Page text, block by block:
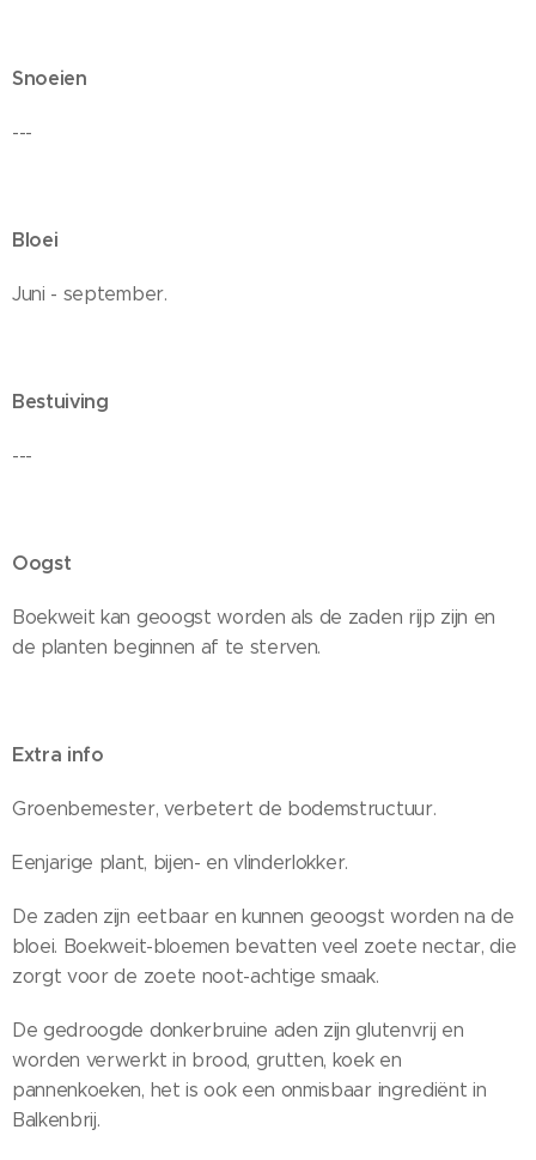
Snoeien
---
Bloei
Juni - september.
Bestuiving
---
Oogst
Boekweit kan geoogst worden als de zaden rijp zijn en
de planten beginnen af te sterven.
Extra info
Groenbemester, verbetert de bodemstructuur.
Eenjarige plant, bijen- en vlinderlokker.
De zaden zijn eetbaar en kunnen geoogst worden na de
bloei. Boekweit-bloemen bevatten veel zoete nectar, die
zorgt voor de zoete noot-achtige smaak.
De gedroogde donkerbruine aden zijn glutenvrij en
worden verwerkt in brood, grutten, koek en
pannenkoeken, het is ook een onmisbaar ingrediënt in
Balkenbrij.